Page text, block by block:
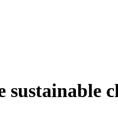
sustainable